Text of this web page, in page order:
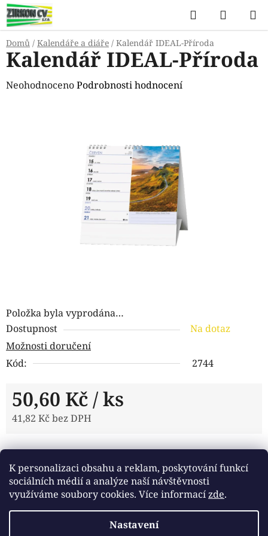
K personalizaci obsahu a reklam, poskytování funkcí
sociálních médií a analýze naší návštěvnosti
využíváme soubory cookies. Více informacízde.
Nastavení
Přejít
na
obsah
Hledat
KOŠÍK
Domů / Kalendáře a diáře / Kalendář IDEAL-Příroda
Položka byla vyprodána…
Dostupnost
Na dotaz
Možnosti doručení
Kód:
2744
50,60 Kč / ks
41,82 Kč bez DPH
Kalendář IDEAL-Příroda
Průměrné
NeohodnocenoPodrobnosti hodnocení
Popis